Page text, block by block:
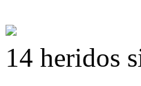
14 heridos